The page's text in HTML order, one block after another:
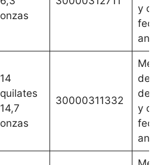
onzas
y
fecha
14
quilates
14,7
onzas
30000311332
del 1
de
y
fecha